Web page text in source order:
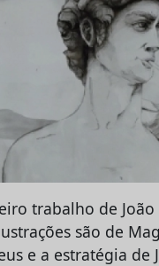
trabalho de
são de
e a estratégia de